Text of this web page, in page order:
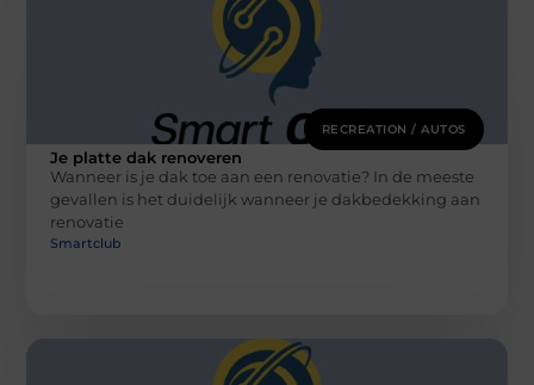
RECREATION / AUTOS
Je platte dak renoveren
Wanneer is je dak toe aan een renovatie? In de meeste
gevallen is het duidelijk wanneer je dakbedekking aan
renovatie
Smartclub